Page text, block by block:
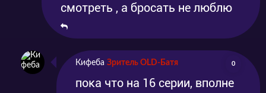
смотреть , а бросать не люблю
Кифеба Зритель OLD-Батя 0
пока что на 16 серии, вполне